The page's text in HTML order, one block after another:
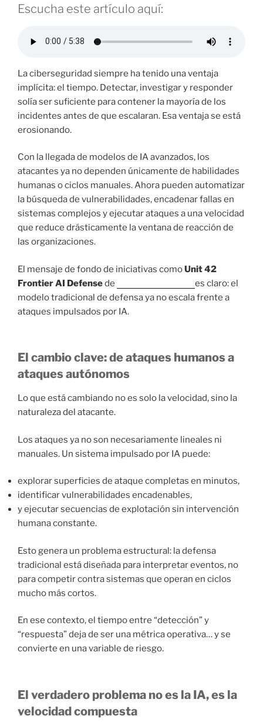
Escucha este artículo aquí:
La ciberseguridad siempre ha tenido una ventaja
implícita: el tiempo. Detectar, investigar y responder
solía ser suficiente para contener la mayoría de los
incidentes antes de que escalaran. Esa ventaja se está
erosionando.
Con la llegada de modelos de IA avanzados, los
atacantes ya no dependen únicamente de habilidades
humanas o ciclos manuales. Ahora pueden automatizar
la búsqueda de vulnerabilidades, encadenar fallas en
sistemas complejos y ejecutar ataques a una velocidad
que reduce drásticamente la ventana de reacción de
las organizaciones.
El mensaje de fondo de iniciativas comoUnit 42
Frontier AI Defensede
es claro: el
modelo tradicional de defensa ya no escala frente a
ataques impulsados por IA.
El cambio clave: de ataques humanos a
ataques autónomos
Lo que está cambiando no es solo la velocidad, sino la
naturaleza del atacante.
Los ataques ya no son necesariamente lineales ni
manuales. Un sistema impulsado por IA puede:
explorar superficies de ataque completas en minutos,
identificar vulnerabilidades encadenables,
y ejecutar secuencias de explotación sin intervención
humana constante.
Esto genera un problema estructural: la defensa
tradicional está diseñada para interpretar eventos, no
para competir contra sistemas que operan en ciclos
mucho más cortos.
En ese contexto, el tiempo entre “detección” y
“respuesta” deja de ser una métrica operativa… y se
convierte en una variable de riesgo.
El verdadero problema no es la IA, es la
velocidad compuesta